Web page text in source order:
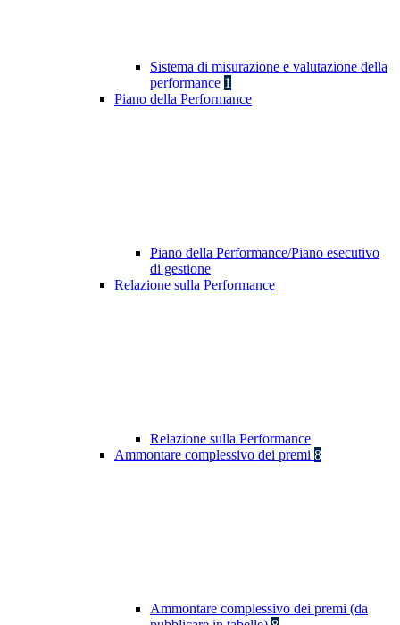
Sistema di misurazione e valutazione della
performance 1
Piano della Performance
Piano della Performance/Piano esecutivo
di gestione
Relazione sulla Performance
Relazione sulla Performance
Ammontare complessivo dei premi 8
Ammontare complessivo dei premi (da